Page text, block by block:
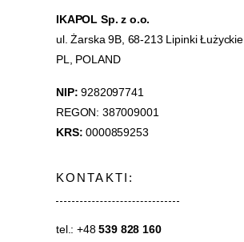
IKAPOL Sp. z o.o.
ul. Żarska 9B, 68-213 Lipinki Łużyckie
PL, POLAND
NIP: 9282097741
REGON: 387009001
KRS: 0000859253
KONTAKTI:
tel.: +48539 828 160